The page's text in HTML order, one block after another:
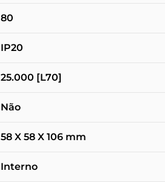
80
IP20
25.000 [L70]
Não
58 X 58 X 106 mm
Interno